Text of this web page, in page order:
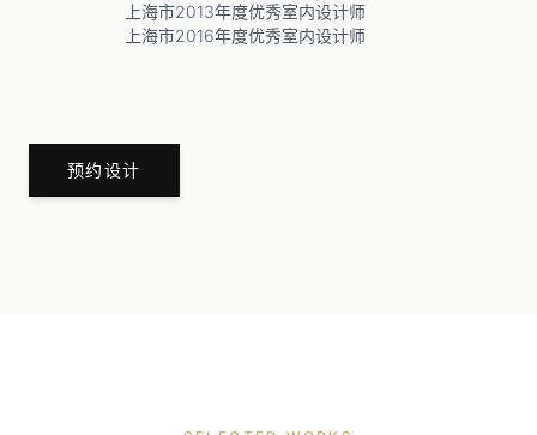
上海市2013年度优秀室内设计师
上海市2016年度优秀室内设计师
预约设计